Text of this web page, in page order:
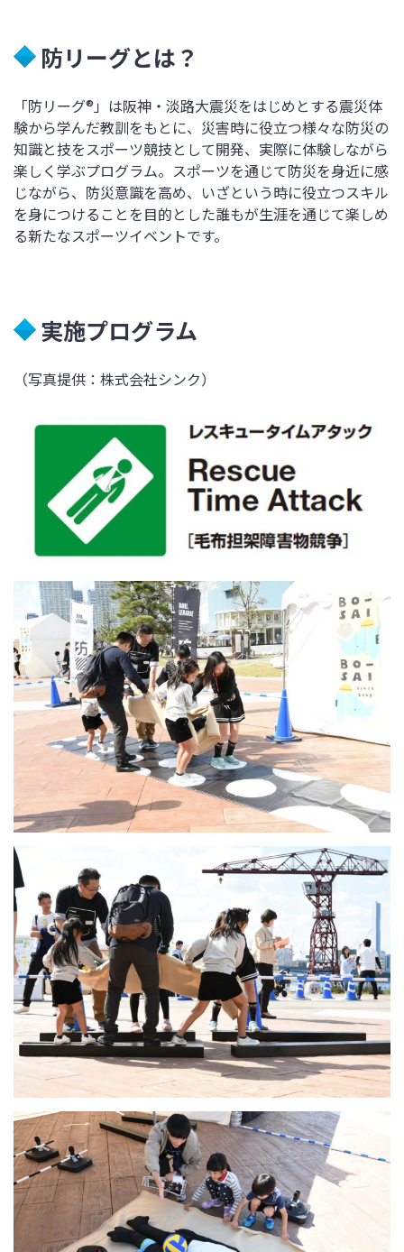
防リーグとは？
「防リーグ®」は阪神・淡路大震災をはじめとする震災体
験から学んだ教訓をもとに、災害時に役立つ様々な防災の
知識と技をスポーツ競技として開発、実際に体験しながら
楽しく学ぶプログラム。スポーツを通じて防災を身近に感
じながら、防災意識を高め、いざという時に役立つスキル
を身につけることを目的とした誰もが生涯を通じて楽しめ
る新たなスポーツイベントです。
実施プログラム
（写真提供：株式会社シンク）